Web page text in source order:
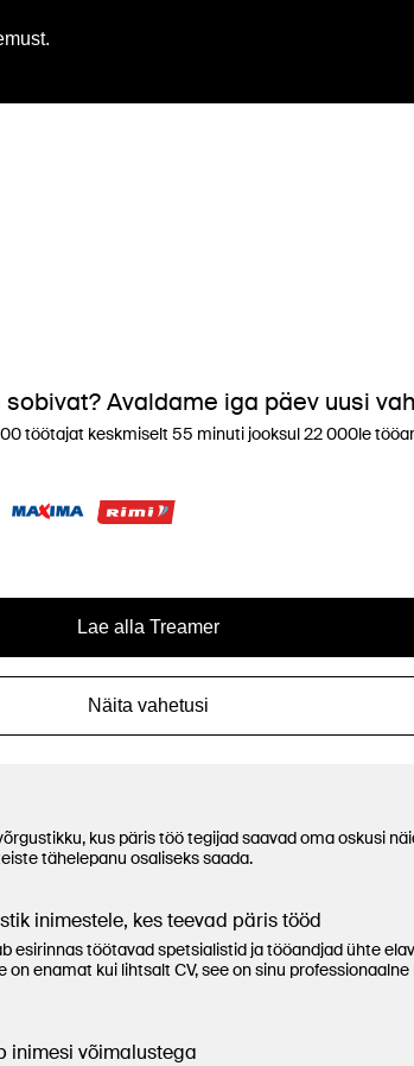
Avaldame iga päev uusi
töötajat keskmiselt 55 minuti jooksul 22 000le
Lae alla Treamer
Näita vahetusi
kus päris töö tegijad saavad oma oskusi
tähelepanu osaliseks saada.
inimestele, kes teevad päris tööd
esirinnas töötavad spetsialistid ja tööandjad ühte
on enamat kui lihtsalt CV, see on sinu
inimesi võimalustega